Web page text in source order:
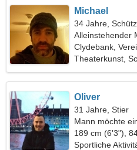
Michael
34 Jahre,
Alleinstehender
Clydebank,
Theaterkunst,
Oliver
31 Jahre, Stier
Mann möchte
189 cm (6'3"),
Sportliche